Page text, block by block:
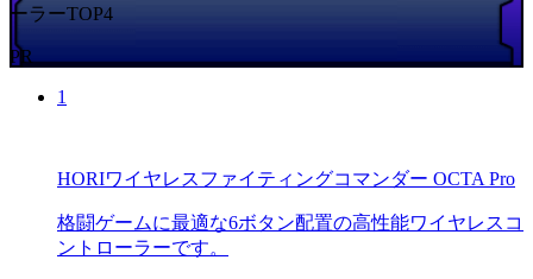
ーラーTOP4
PR
1
HORIワイヤレスファイティングコマンダー OCTA Pro
格闘ゲームに最適な6ボタン配置の高性能ワイヤレスコ
ントローラーです。